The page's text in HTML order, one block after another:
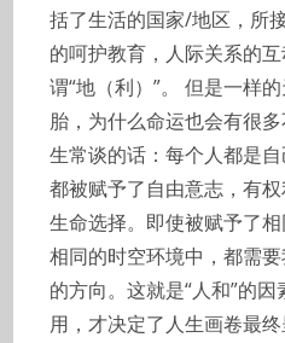
括了生活的国家/地区，所
的呵护教育，人际关系的
谓“地（利）”。 但是一样
胎，为什么命运也会有很
生常谈的话：每个人都是
都被赋予了自由意志，有
生命选择。即使被赋予了
相同的时空环境中，都需
的方向。这就是“人和”的
用，才决定了人生画卷最